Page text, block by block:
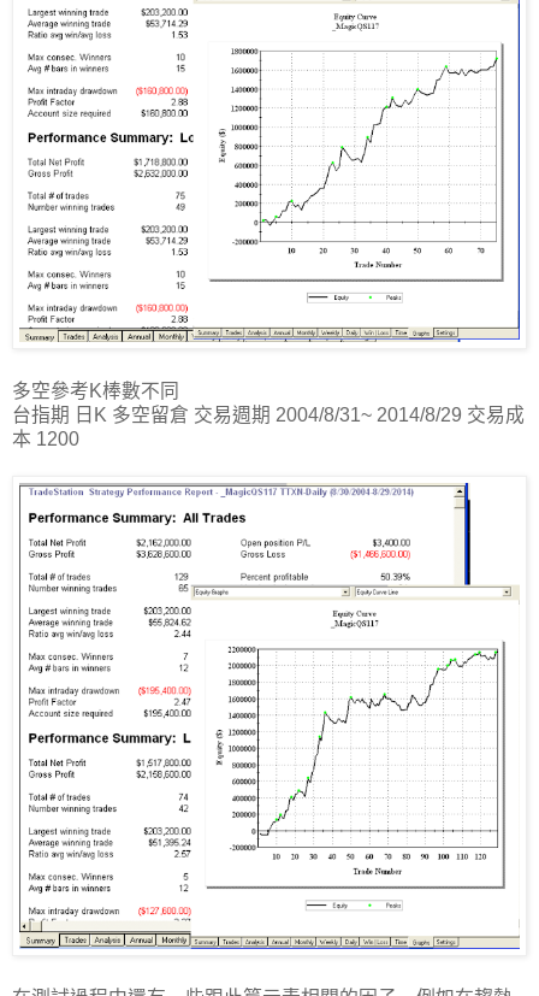
多空參考K棒數不同
台指期 日K 多空留倉 交易週期 2004/8/31~ 2014/8/29 交易成
本 1200